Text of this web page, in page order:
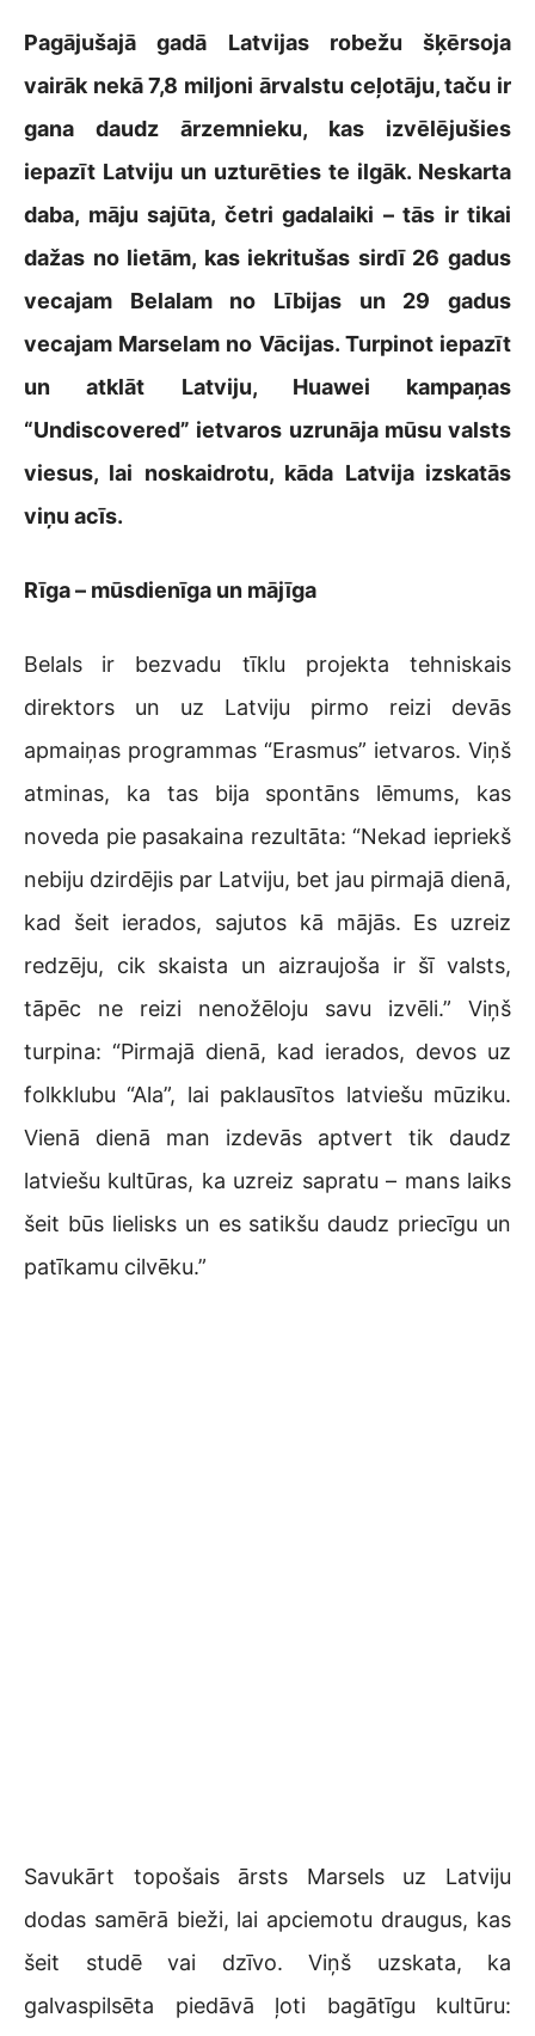
Pagājušajā gadā Latvijas robežu šķērsoja
vairāk nekā 7,8 miljoni ārvalstu ceļotāju, taču ir
gana daudz ārzemnieku, kas izvēlējušies
iepazīt Latviju un uzturēties te ilgāk. Neskarta
daba, māju sajūta, četri gadalaiki – tās ir tikai
dažas no lietām, kas iekritušas sirdī 26 gadus
vecajam Belalam no Lībijas un 29 gadus
vecajam Marselam no Vācijas. Turpinot iepazīt
un atklāt Latviju, Huawei kampaņas
“Undiscovered” ietvaros uzrunāja mūsu valsts
viesus, lai noskaidrotu, kāda Latvija izskatās
viņu acīs.
Rīga – mūsdienīga un mājīga
Belals
ir bezvadu tīklu projekta tehniskais
direktors un uz Latviju pirmo reizi devās
apmaiņas programmas “Erasmus” ietvaros. Viņš
atminas, ka tas bija spontāns lēmums, kas
noveda pie pasakaina rezultāta: “Nekad iepriekš
nebiju dzirdējis par Latviju, bet jau pirmajā dienā,
kad šeit ierados, sajutos kā mājās. Es uzreiz
redzēju, cik skaista un aizraujoša ir šī valsts,
tāpēc ne reizi nenožēloju savu izvēli.” Viņš
turpina: “Pirmajā dienā, kad ierados, devos uz
folkklubu “Ala”, lai paklausītos latviešu mūziku.
Vienā dienā man izdevās aptvert tik daudz
latviešu kultūras, ka uzreiz sapratu – mans laiks
šeit būs lielisks un es satikšu daudz priecīgu un
patīkamu cilvēku.”
Savukārt topošais ārsts Marsels uz Latviju
dodas samērā bieži, lai apciemotu draugus, kas
šeit studē vai dzīvo. Viņš uzskata, ka
galvaspilsēta piedāvā ļoti bagātīgu kultūru: